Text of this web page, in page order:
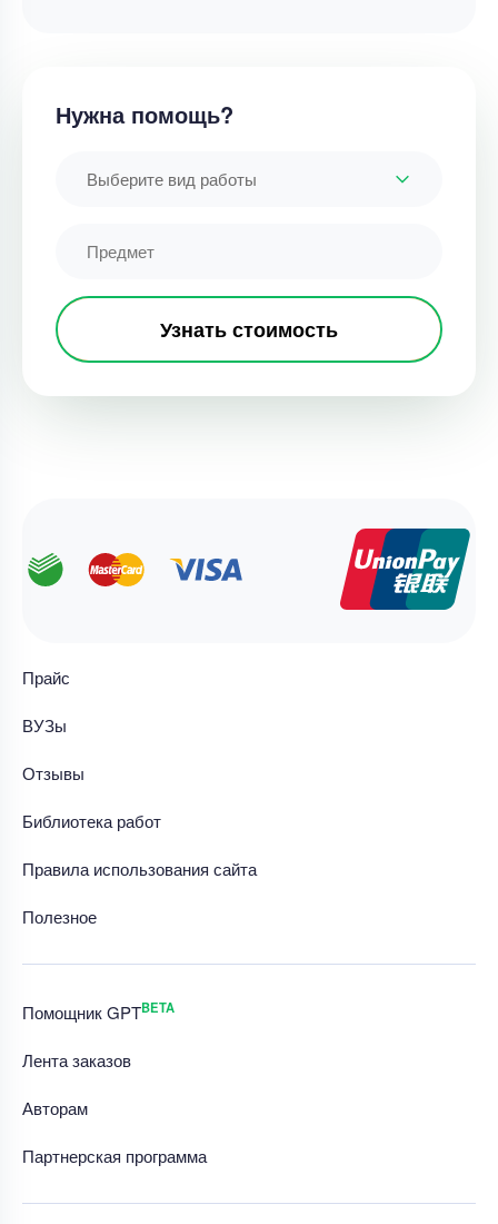
Нужна помощь?
Выберите вид работы
Узнать стоимость
Прайс
ВУЗы
Отзывы
Библиотека работ
Правила использования сайта
Полезное
Помощник GPTBETA
Лента заказов
Авторам
Партнерская программа